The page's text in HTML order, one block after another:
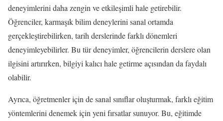
deneyimlerini daha zengin ve etkileşimli hale getirebilir.
Öğrenciler, karmaşık bilim deneylerini sanal ortamda
gerçekleştirebilirken, tarih derslerinde farklı dönemleri
deneyimleyebilirler. Bu tür deneyimler, öğrencilerin derslere olan
ilgisini artırırken, bilgiyi kalıcı hale getirme açısından da faydalı
olabilir.
Ayrıca, öğretmenler için de sanal sınıflar oluşturmak, farklı eğitim
yöntemlerini denemek için yeni fırsatlar sunuyor. Bu, eğitimde